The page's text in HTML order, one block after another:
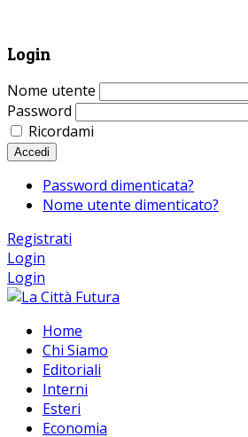
Login
Nome utente
Password
Ricordami
Accedi
Password dimenticata?
Nome utente dimenticato?
Registrati
Login
Login
Home
Chi Siamo
Editoriali
Interni
Esteri
Economia